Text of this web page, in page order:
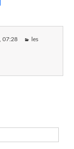
, 07:28 les